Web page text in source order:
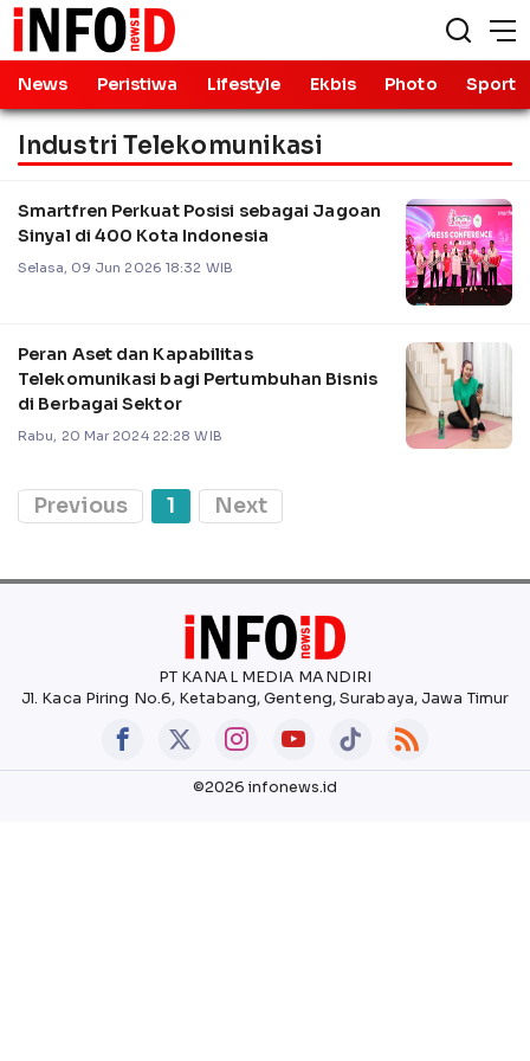
News Peristiwa Lifestyle Ekbis Photo Sport
Industri Telekomunikasi
Smartfren Perkuat Posisi sebagai Jagoan
Sinyal di 400 Kota Indonesia
Selasa, 09 Jun 2026 18:32 WIB
Peran Aset dan Kapabilitas
Telekomunikasi bagi Pertumbuhan Bisnis
di Berbagai Sektor
Rabu, 20 Mar 2024 22:28 WIB
Previous 1 Next
PT KANAL MEDIA MANDIRI
Jl. Kaca Piring No.6, Ketabang, Genteng, Surabaya, Jawa Timur
©2026 infonews.id